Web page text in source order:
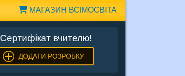
МАГАЗИН ВСІМОСВІТА
Сертифікат вчителю!
ДОДАТИ РОЗРОБКУ